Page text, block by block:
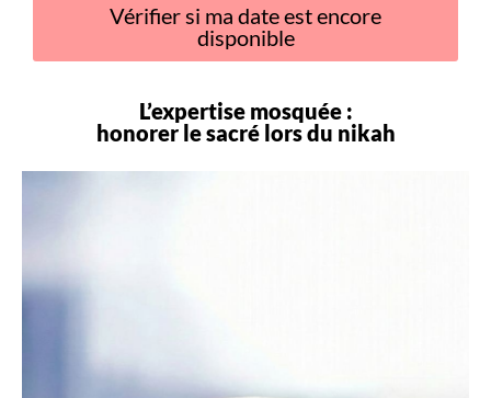
Vérifier si ma date est encore
disponible
L’expertise mosquée :
honorer le sacré lors du nikah